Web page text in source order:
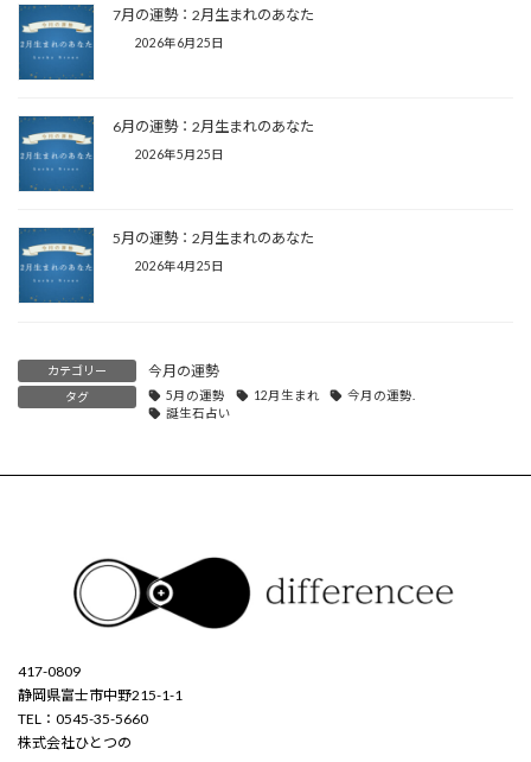
7月の運勢：2月生まれのあなた
2026年6月25日
6月の運勢：2月生まれのあなた
2026年5月25日
5月の運勢：2月生まれのあなた
2026年4月25日
カテゴリー 今月の運勢
タグ 5月の運勢 12月生まれ
今月の運勢.
誕生石占い
417-0809
静岡県富士市中野215-1-1
TEL：0545-35-5660
株式会社ひとつの